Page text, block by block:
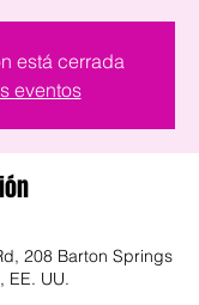
está cerrada
eventos
208 Barton Springs
EE. UU.